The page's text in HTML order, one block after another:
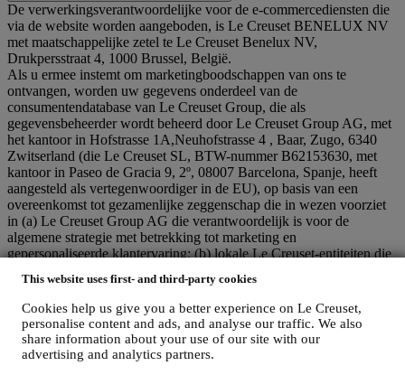
This website uses first- and third-party cookies
Cookies help us give you a better experience on Le Creuset,
personalise content and ads, and analyse our traffic. We also
share information about your use of our site with our
advertising and analytics partners.
De verwerkingsverantwoordelijke voor de e-commercediensten die
via de website worden aangeboden, is Le Creuset BENELUX NV
met maatschappelijke zetel te Le Creuset Benelux NV,
Drukpersstraat 4, 1000 Brussel, België.
Als u ermee instemt om marketingboodschappen van ons te
ontvangen, worden uw gegevens onderdeel van de
consumentendatabase van Le Creuset Group, die als
gegevensbeheerder wordt beheerd door Le Creuset Group AG, met
het kantoor in Hofstrasse 1A,Neuhofstrasse 4 , Baar, Zugo, 6340
Zwitserland (die Le Creuset SL, BTW-nummer B62153630, met
kantoor in Paseo de Gracia 9, 2º, 08007 Barcelona, Spanje, heeft
aangesteld als vertegenwoordiger in de EU), op basis van een
overeenkomst tot gezamenlijke zeggenschap die in wezen voorziet
in (a) Le Creuset Group AG die verantwoordelijk is voor de
algemene strategie met betrekking tot marketing en
gepersonaliseerde klantervaring; (b) lokale Le Creuset-entiteiten die
onafhankelijk marketingcommunicatie/initiatieven ontwikkelen op
lokaal niveau (binnen een bepaald land); (c) beide gezamenlijk
beheerders die nodig zijn om de verzoeken van uw betrokkene om
rechten af te handelen.
3. WAAROM VERZAMELEN WIJ DEZE GEGEVENS?